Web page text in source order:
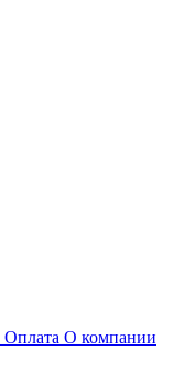
Оплата О компании